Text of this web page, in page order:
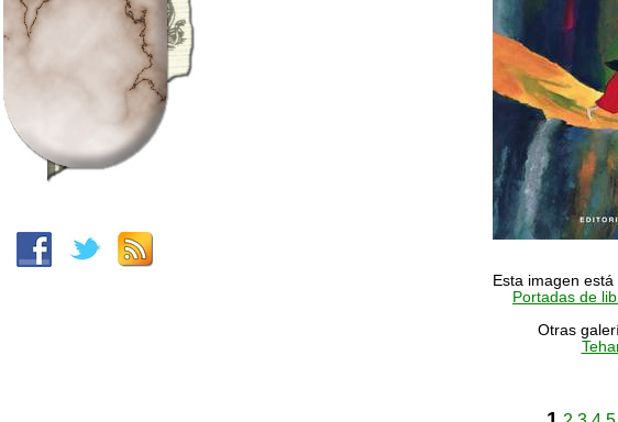
Esta imagen
Portadas de
Otras